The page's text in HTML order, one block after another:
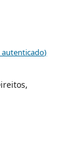
autenticado)